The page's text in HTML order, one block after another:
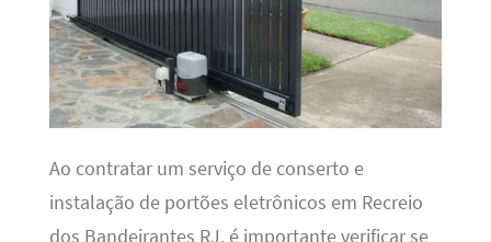
Ao contratar um serviço de conserto e
instalação de portões eletrônicos em Recreio
dos Bandeirantes RJ, é importante verificar se